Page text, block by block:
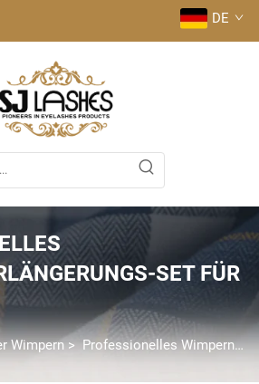
DE
SET FÜR
Wimpern>Professionelles Wimpernverlängerungs-Set Für Zu Hause